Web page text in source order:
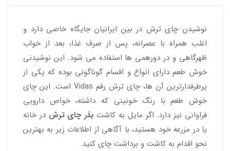
نوشیدن چای ترش در بین ایرانیان جایگاه خاصی دارد و
اغلب همراه با عصرانه، پس از صرف غذا، بعد از خواب
ظهرگاهی و در دورهمی ها استفاده می شود. این نوشیدنی
خوش طعم دارای انواع و اقسام گوناگونی بوده که یکی از
پرطرفدارترین آن ها، چای ترش رقم Vidas است. این چای
خوش طعم با رنگ خونینی که داشته، خواص دارویی
فراوانی نیز دارد. اگر مایل به کاشتبذر چای ترش در خانه
یا در مزرعه خود هستید، با آگاهی از اطلاعات زیر به بهترین
نحو اقدام به کاشت و برداشت چای کنید.